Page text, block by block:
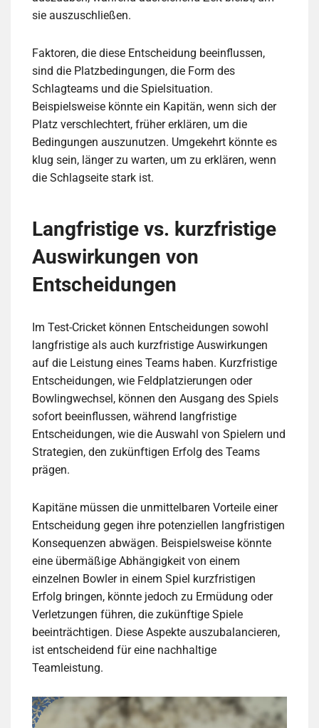
sie auszuschließen.
Faktoren, die diese Entscheidung beeinflussen,
sind die Platzbedingungen, die Form des
Schlagteams und die Spielsituation.
Beispielsweise könnte ein Kapitän, wenn sich der
Platz verschlechtert, früher erklären, um die
Bedingungen auszunutzen. Umgekehrt könnte es
klug sein, länger zu warten, um zu erklären, wenn
die Schlagseite stark ist.
Langfristige vs. kurzfristige
Auswirkungen von
Entscheidungen
Im Test-Cricket können Entscheidungen sowohl
langfristige als auch kurzfristige Auswirkungen
auf die Leistung eines Teams haben. Kurzfristige
Entscheidungen, wie Feldplatzierungen oder
Bowlingwechsel, können den Ausgang des Spiels
sofort beeinflussen, während langfristige
Entscheidungen, wie die Auswahl von Spielern und
Strategien, den zukünftigen Erfolg des Teams
prägen.
Kapitäne müssen die unmittelbaren Vorteile einer
Entscheidung gegen ihre potenziellen langfristigen
Konsequenzen abwägen. Beispielsweise könnte
eine übermäßige Abhängigkeit von einem
einzelnen Bowler in einem Spiel kurzfristigen
Erfolg bringen, könnte jedoch zu Ermüdung oder
Verletzungen führen, die zukünftige Spiele
beeinträchtigen. Diese Aspekte auszubalancieren,
ist entscheidend für eine nachhaltige
Teamleistung.